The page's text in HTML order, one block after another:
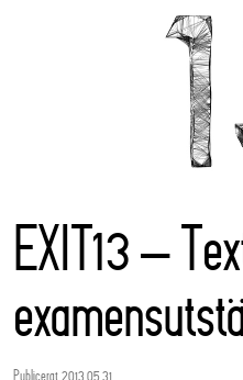
EXIT13 –
Publicerat 2013.05.31